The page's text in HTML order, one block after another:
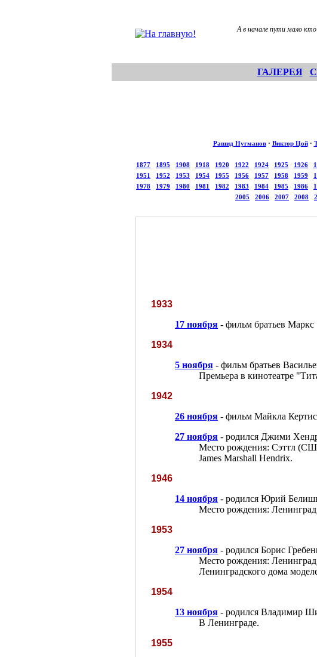
А в начале пути мало кто
ГАЛЕРЕЯ
Рашид Нугманов· Виктор Цой·
1877 1895 1908 1918 1920 1922 1924 1925 1926
1951
1952 1953 1954 1955 1956 1957 1958 1959
1978
1979 1980 1981 1982 1983 1984 1985 1986
2005
2006 2007 2008
1933
17 ноября - фильм братьев
1934
5 ноября - фильм братьев
Премьера в кинотеатре
1942
26 ноября - фильм Майкла
27 ноября - родился Джими
Место рождения: Сэттл
James Marshall Hendrix.
1946
14 ноября - родился Юрий
Место рождения:
1953
27 ноября - родился Борис
Место рождения:
Ленинградского дома
1954
13 ноября - родился Владимир
В Ленинграде.
1955